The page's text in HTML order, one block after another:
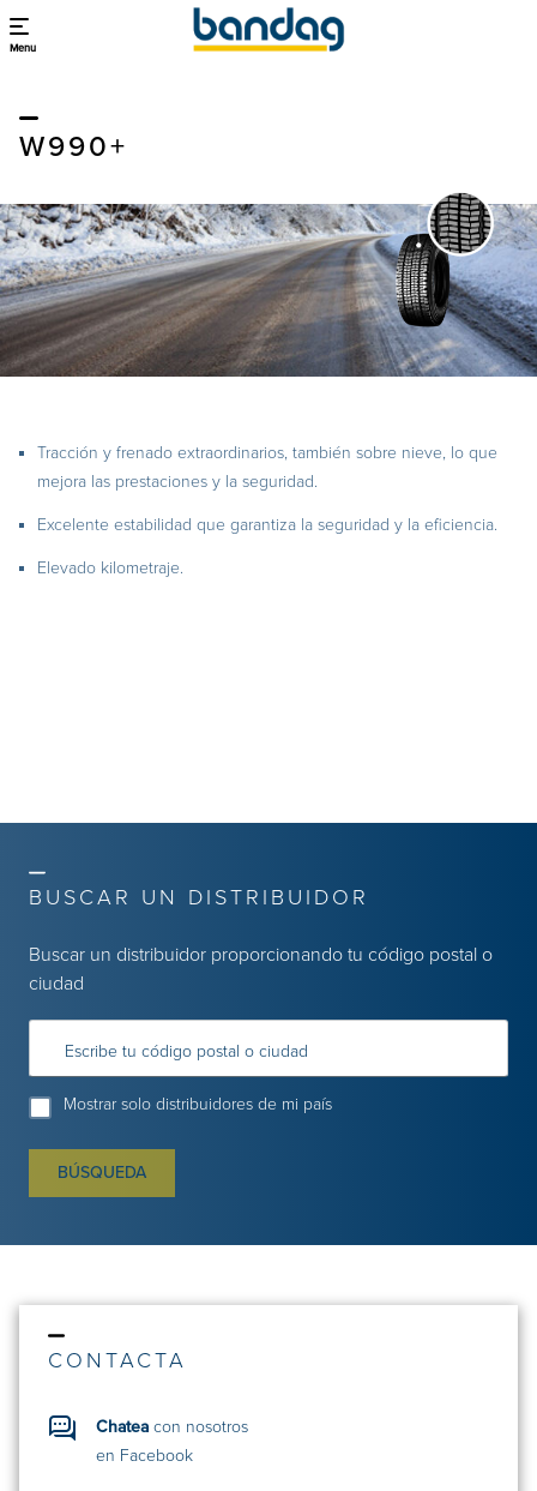
Menu
W990+
Tracción y frenado extraordinarios, también sobre nieve, lo que
mejora las prestaciones y la seguridad.
Excelente estabilidad que garantiza la seguridad y la eficiencia.
Elevado kilometraje.
BUSCAR UN DISTRIBUIDOR
Buscar un distribuidor proporcionando tu código postal o
ciudad
Escribe tu código postal o ciudad
Mostrar solo distribuidores de mi país
BÚSQUEDA
CONTACTA
Chatea con nosotros
en Facebook